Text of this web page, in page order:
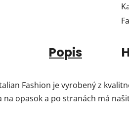
Popis
Fashion je vyrobený z
opasok a po stranách má